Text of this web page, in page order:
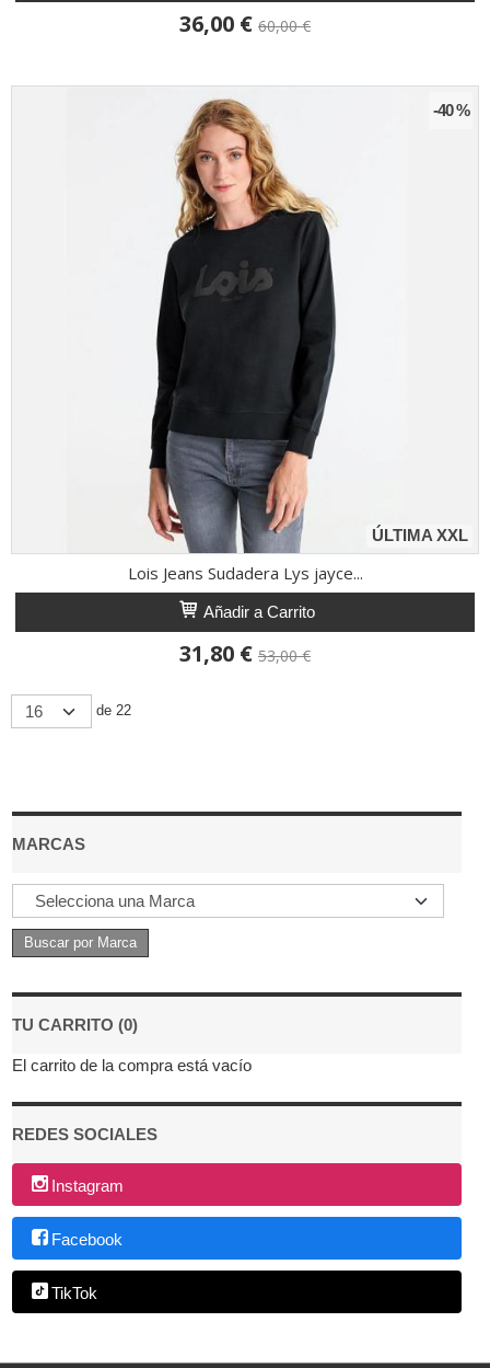
MARCAS
TU CARRITO (0)
El carrito de la compra está vacío
REDES SOCIALES
Instagram
Facebook
TikTok
36,00 € 60,00 €
ÚLTIMA XXL
-40 %
Lois Jeans Sudadera Lys jayce...
Añadir a Carrito
31,80 € 53,00 €
de 22